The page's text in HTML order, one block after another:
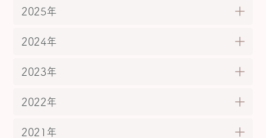
2025年
2024年
2023年
2022年
2021年